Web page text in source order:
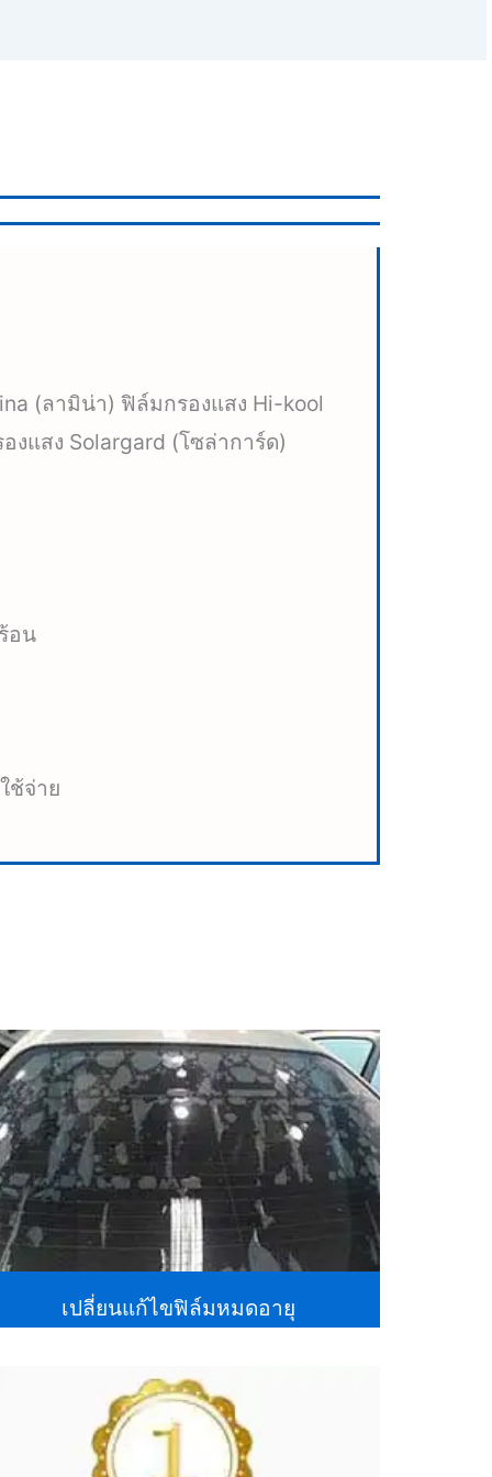
(ลามิน่า) ฟิล์มกรองแสง Hi-kool
แสง Solargard (โซล่าการ์ด)
อน
ช้จ่าย
เปลี่ยนแก้ไขฟิล์มหมดอายุ